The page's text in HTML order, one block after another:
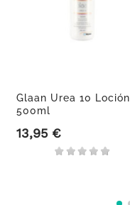
Glaan Urea 10 Loción
500ml
Precio
13,95 €